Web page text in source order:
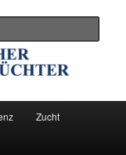
Bayern
Zucht